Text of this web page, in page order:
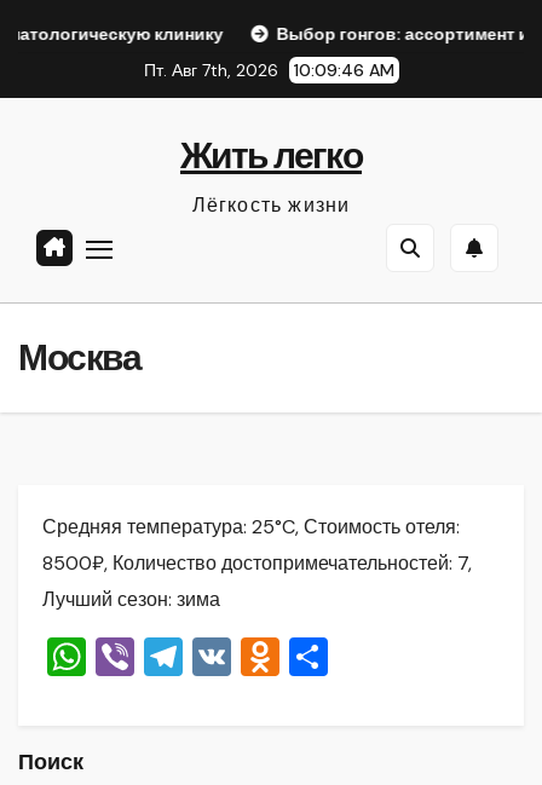
клинику
Выбор гонгов: ассортимент и
Пт. Авг 7th, 2026
10:09:47 AM
Жить легко
Лёгкость жизни
Москва
Средняя температура: 25°C, Стоимость отеля:
8500₽, Количество достопримечательностей: 7,
Лучший сезон: зима
W Vi T V O
Поиск